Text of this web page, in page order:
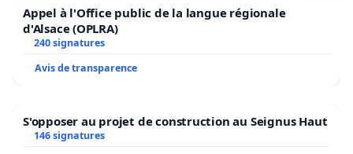
Appel à l'Office public de la langue régionale
d'Alsace (OPLRA)
240 signatures
Avis de transparence
S'opposer au projet de construction au Seignus Haut
146 signatures